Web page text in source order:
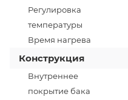
Регулировка
температуры
Время нагрева
Конструкция
Внутреннее
покрытие бака